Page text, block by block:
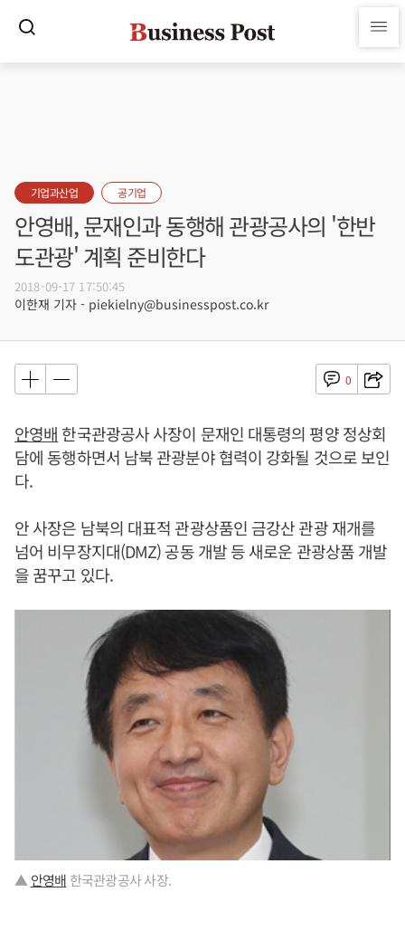
기업과산업 공기업
안영배, 문재인과 동행해 관광공사의 '한반
도관광' 계획 준비한다
2018-09-17 17:50:45
이한재 기자 - piekielny@businesspost.co.kr
0
안영배 한국관광공사 사장이 문재인 대통령의 평양 정상회
담에 동행하면서 남북 관광분야 협력이 강화될 것으로 보인
다.
안 사장은 남북의 대표적 관광상품인 금강산 관광 재개를
넘어 비무장지대(DMZ) 공동 개발 등 새로운 관광상품 개발
을 꿈꾸고 있다.
▲안영배 한국관광공사 사장.